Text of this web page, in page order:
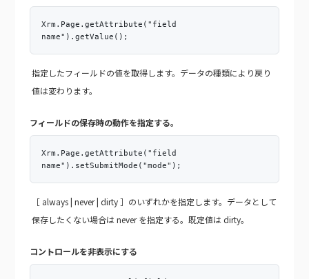
Xrm.Page.getAttribute("field
name").getValue();
指定したフィールドの値を取得します。データの種類により戻り
値は変わります。
フィールドの保存時の動作を指定する。
Xrm.Page.getAttribute("field
name").setSubmitMode("mode");
［ always | never | dirty ］のいずれかを指定します。データとして
保存したくない場合は never を指定する。既定値は dirty。
コントロールを非表示にする